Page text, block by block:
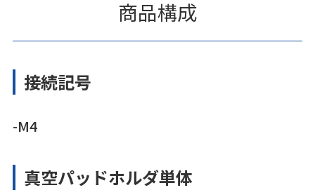
商品構成
接続記号
-M4
真空パッドホルダ単体